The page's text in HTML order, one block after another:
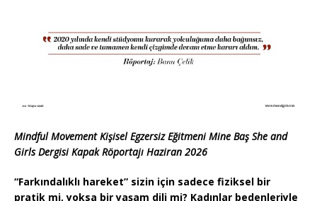
Mindful Movement Kişisel Egzersiz Eğitmeni Mine Baş She and
Girls Dergisi Kapak Röportajı Haziran 2026
“Farkındalıklı hareket” sizin için sadece fiziksel bir
pratik mi, yoksa bir yaşam dili mi? Kadınlar bedenleriyle